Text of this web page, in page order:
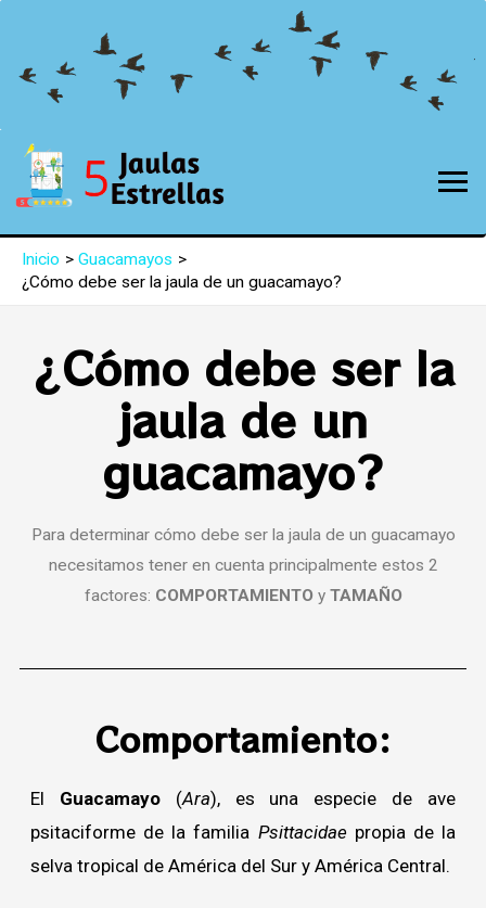
Inicio
Guacamayos
¿Cómo debe ser la jaula de un guacamayo?
¿Cómo debe ser la
jaula de un
guacamayo?
Para determinar cómo debe ser la jaula de un guacamayo
necesitamos tener en cuenta principalmente estos 2
factores: COMPORTAMIENTO y TAMAÑO
Comportamiento:
El Guacamayo (Ara), es una especie de ave
psitaciforme de la familia Psittacidae propia de la
selva tropical de América del Sur y América Central.